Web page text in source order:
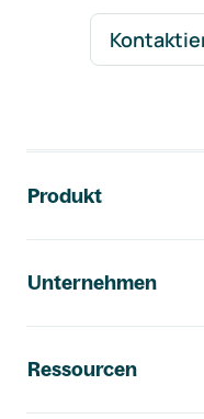
Produkt
Unternehmen
Ressourcen